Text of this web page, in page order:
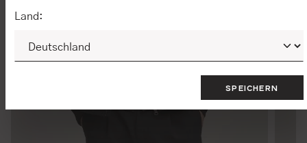
Land:
SPEICHERN